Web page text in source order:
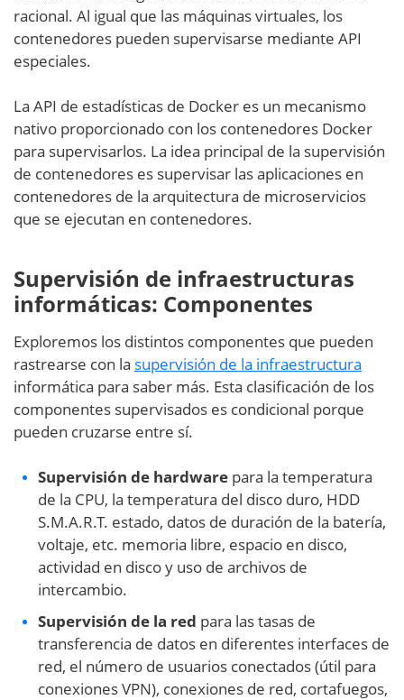
racional. Al igual que las máquinas virtuales, los
contenedores pueden supervisarse mediante API
especiales.
La API de estadísticas de Docker es un mecanismo
nativo proporcionado con los contenedores Docker
para supervisarlos. La idea principal de la supervisión
de contenedores es supervisar las aplicaciones en
contenedores de la arquitectura de microservicios
que se ejecutan en contenedores.
Supervisión de infraestructuras
informáticas: Componentes
Exploremos los distintos componentes que pueden
rastrearse con la supervisión de la infraestructura
informática para saber más. Esta clasificación de los
componentes supervisados es condicional porque
pueden cruzarse entre sí.
Supervisión de hardware para la temperatura
de la CPU, la temperatura del disco duro, HDD
S.M.A.R.T. estado, datos de duración de la batería,
voltaje, etc. memoria libre, espacio en disco,
actividad en disco y uso de archivos de
intercambio.
Supervisión de la red para las tasas de
transferencia de datos en diferentes interfaces de
red, el número de usuarios conectados (útil para
conexiones VPN), conexiones de red, cortafuegos,